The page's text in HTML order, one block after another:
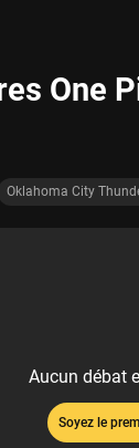
One
Oklahoma City
Aucun débat
Soyez le